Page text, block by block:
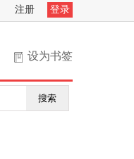
注册 登录
设为书签
搜索